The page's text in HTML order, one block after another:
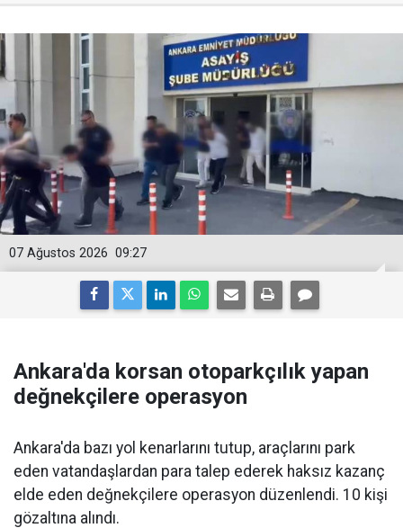
09:27
07 Ağustos 2026
Ankara'da korsan otoparkçılık yapan
değnekçilere operasyon
Ankara'da bazı yol kenarlarını tutup, araçlarını park
eden vatandaşlardan para talep ederek haksız kazanç
elde eden değnekçilere operasyon düzenlendi. 10 kişi
gözaltına alındı.